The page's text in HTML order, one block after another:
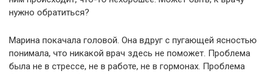
нужно обратиться?
Марина покачала головой. Она вдруг с пугающей ясностью
понимала, что никакой врач здесь не поможет. Проблема
была не в стрессе, не в работе, не в гормонах. Проблема